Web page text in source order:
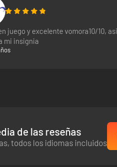
juego y excelente vomora10/10,
mi insignia
de las reseñas
todos los idiomas incluidos